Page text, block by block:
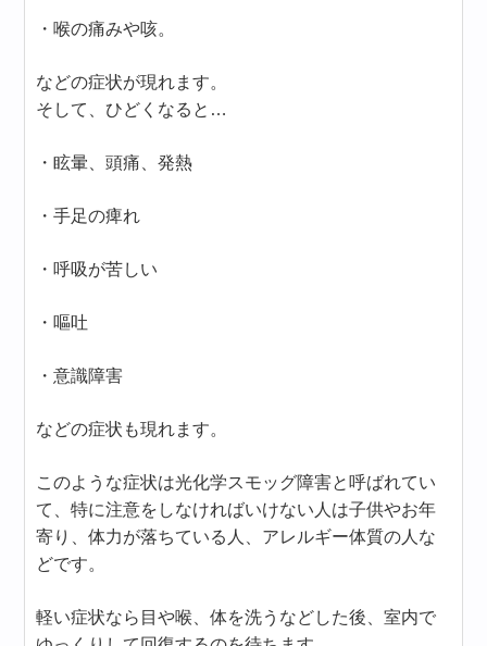
・喉の痛みや咳。
などの症状が現れます。
そして、ひどくなると…
・眩暈、頭痛、発熱
・手足の痺れ
・呼吸が苦しい
・嘔吐
・意識障害
などの症状も現れます。
このような症状は光化学スモッグ障害と呼ばれてい
て、特に注意をしなければいけない人は子供やお年
寄り、体力が落ちている人、アレルギー体質の人な
どです。
軽い症状なら目や喉、体を洗うなどした後、室内で